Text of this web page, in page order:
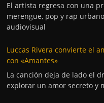
El artista regresa con una
merengue, pop y rap
audiovisual
Luccas Rivera convierte el
con «Amantes»
La canción deja de lado el
explorar un amor secreto y